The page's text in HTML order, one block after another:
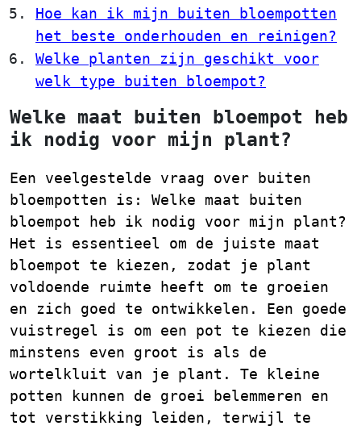
Hoe kan ik mijn buiten bloempotten
het beste onderhouden en reinigen?
Welke planten zijn geschikt voor
welk type buiten bloempot?
Welke maat buiten bloempot heb
ik nodig voor mijn plant?
Een veelgestelde vraag over buiten
bloempotten is: Welke maat buiten
bloempot heb ik nodig voor mijn plant?
Het is essentieel om de juiste maat
bloempot te kiezen, zodat je plant
voldoende ruimte heeft om te groeien
en zich goed te ontwikkelen. Een goede
vuistregel is om een pot te kiezen die
minstens even groot is als de
wortelkluit van je plant. Te kleine
potten kunnen de groei belemmeren en
tot verstikking leiden, terwijl te